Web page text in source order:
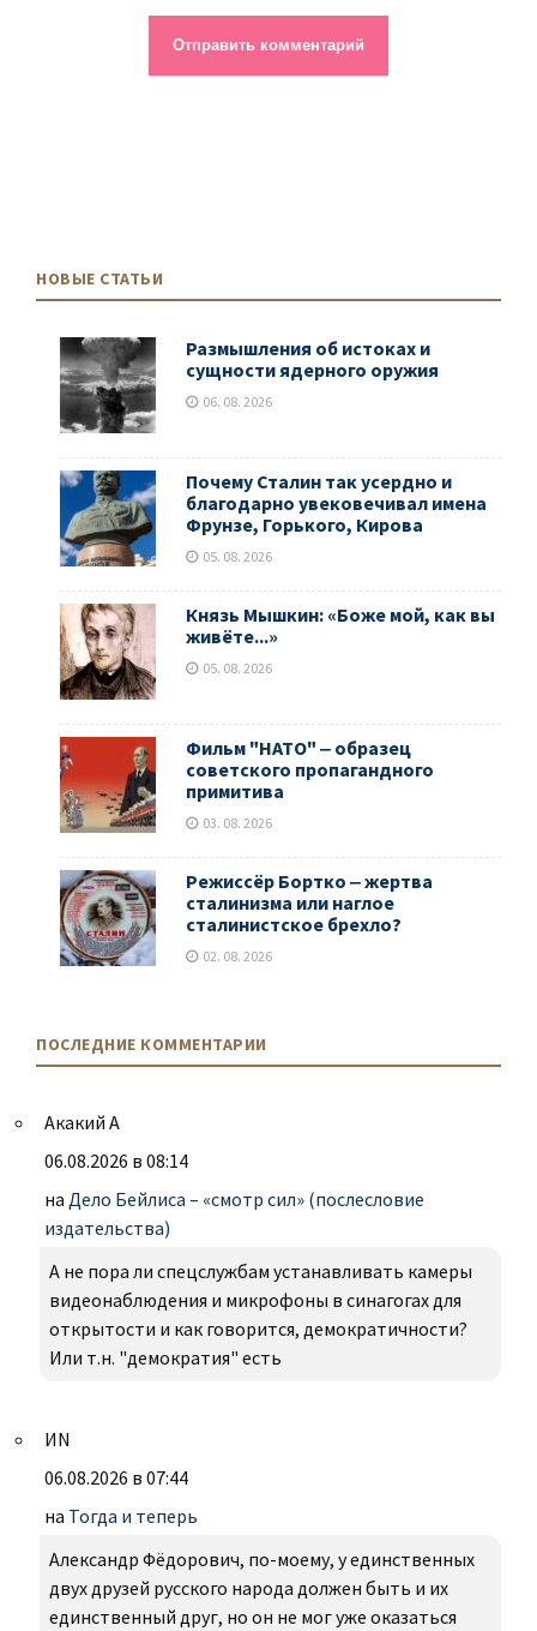
НОВЫЕ СТАТЬИ
Размышления об истоках и
сущности ядерного оружия
06. 08. 2026
Почему Сталин так усердно и
благодарно увековечивал имена
Фрунзе, Горького, Кирова
05. 08. 2026
Князь Мышкин: «Боже мой, как вы
живёте...»
05. 08. 2026
Фильм "НАТО" ‒ образец
советского пропагандного
примитива
03. 08. 2026
Режиссёр Бортко ‒ жертва
сталинизма или наглое
сталинистское брехло?
02. 08. 2026
ПОСЛЕДНИЕ КОММЕНТАРИИ
Акакий А
06.08.2026 в 08:14
на Дело Бейлиса – «смотр сил» (послесловие
издательства)
А не пора ли спецслужбам устанавливать камеры
видеонаблюдения и микрофоны в синагогах для
открытости и как говорится, демократичности?
Или т.н. "демократия" есть
ИN
06.08.2026 в 07:44
на Тогда и теперь
Александр Фëдорович, по-моему, у единственных
двух друзей русского народа должен быть и их
единственный друг, но он не мог уже оказаться